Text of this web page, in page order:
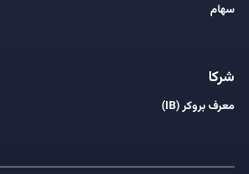
سهام
شرکا
معرف بروکر (IB)